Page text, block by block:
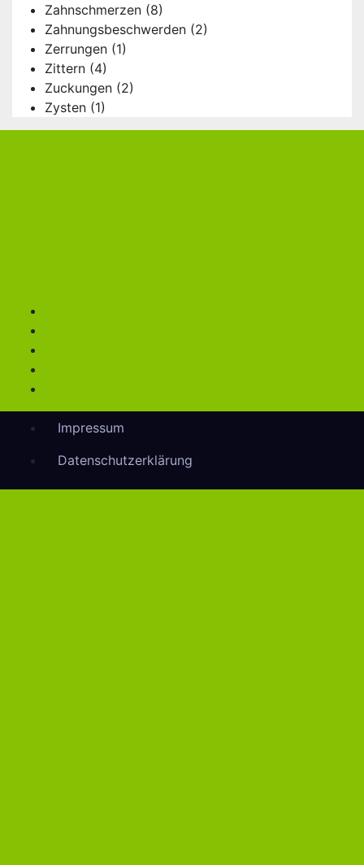
Zahnschmerzen (8)
Zahnungsbeschwerden (2)
Zerrungen (1)
Zittern (4)
Zuckungen (2)
Zysten (1)
Impressum
Datenschutzerklärung